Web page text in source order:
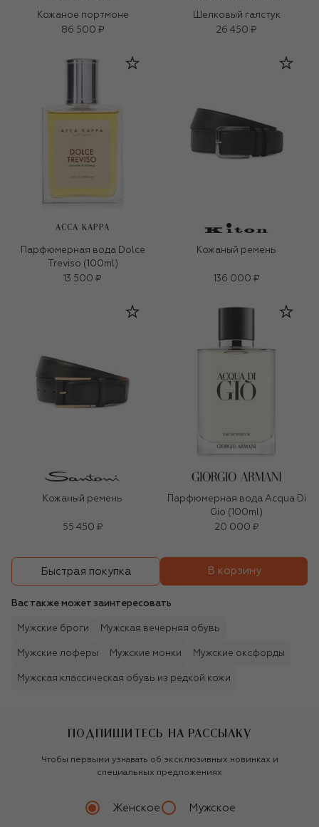
Кожаное портмоне
86 500 ₽
Шелковый галстук
26 450 ₽
ACCA KAPPA
Парфюмерная вода Dolce
Treviso (100ml)
13 500 ₽
Кожаный ремень
136 000 ₽
Кожаный ремень
55 450 ₽
Парфюмерная вода Acqua Di
Gio (100ml)
20 000 ₽
Быстрая покупка В корзину
Вас также может заинтересовать
Мужские броги Мужская вечерняя обувь
Мужские лоферы Мужские монки Мужские оксфорды
Мужская классическая обувь из редкой кожи
ПОДПИШИТЕСЬ НА РАССЫЛКУ
Чтобы первыми узнавать об эксклюзивных новинках и
специальных предложениях
Женское Мужское